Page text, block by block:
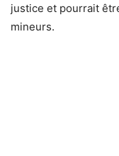
justice et pourrait
mineurs.